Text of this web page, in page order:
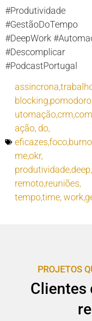
#Produtividade
#GestãoDoTempo
#DeepWork
#Descomplicar
#PodcastPortugal
ação, do,
me,okr,
produtividade,deep,
remoto,reuniões,
tempo,time,
PROJETOS
Clientes